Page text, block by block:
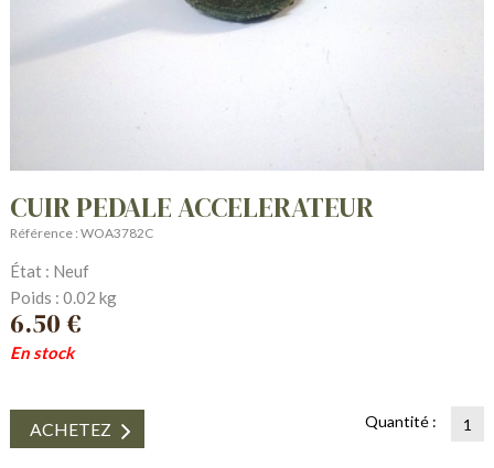
CUIR PEDALE ACCELERATEUR
Référence : WOA3782C
État : Neuf
Poids : 0.02 kg
6.50 €
En stock
Quantité :
ACHETEZ